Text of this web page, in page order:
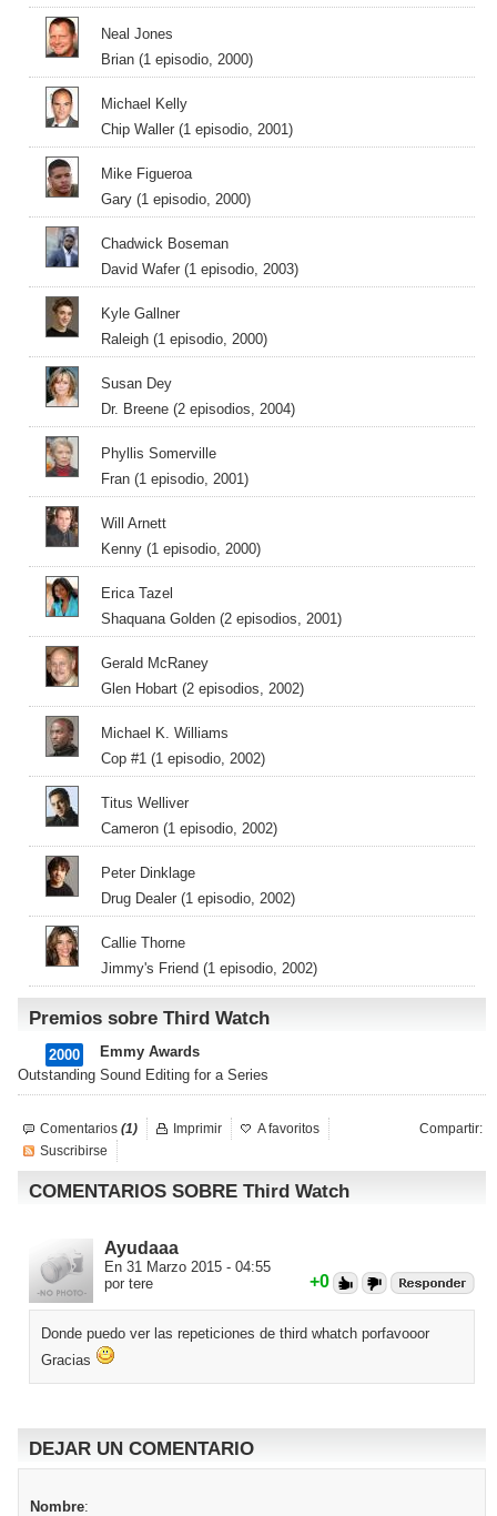
Neal Jones
Brian (1 episodio, 2000)
Michael Kelly
Chip Waller (1 episodio, 2001)
Mike Figueroa
Gary (1 episodio, 2000)
Chadwick Boseman
David Wafer (1 episodio, 2003)
Kyle Gallner
Raleigh (1 episodio, 2000)
Susan Dey
Dr. Breene (2 episodios, 2004)
Phyllis Somerville
Fran (1 episodio, 2001)
Will Arnett
Kenny (1 episodio, 2000)
Erica Tazel
Shaquana Golden (2 episodios, 2001)
Gerald McRaney
Glen Hobart (2 episodios, 2002)
Michael K. Williams
Cop #1 (1 episodio, 2002)
Titus Welliver
Cameron (1 episodio, 2002)
Peter Dinklage
Drug Dealer (1 episodio, 2002)
Callie Thorne
Jimmy's Friend (1 episodio, 2002)
Premios sobre Third Watch
2000
Emmy Awards
Outstanding Sound Editing for a Series
Comentarios (1) Compartir:
Imprimir
A favoritos
Suscribirse
COMENTARIOS SOBRE Third Watch
Ayudaaa
En 31 Marzo 2015 - 04:55
por tere
+0
Donde puedo ver las repeticiones de third whatch porfavooor
Gracias
DEJAR UN COMENTARIO
Nombre: